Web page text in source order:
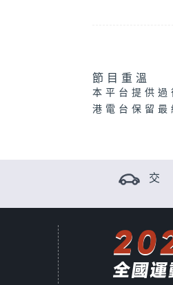
節目重溫
本平台提供
港電台保留最
交